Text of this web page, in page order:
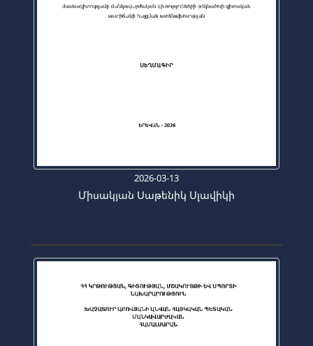
2026-03-13
Միսակյան Սաթենիկ Սլավիկի